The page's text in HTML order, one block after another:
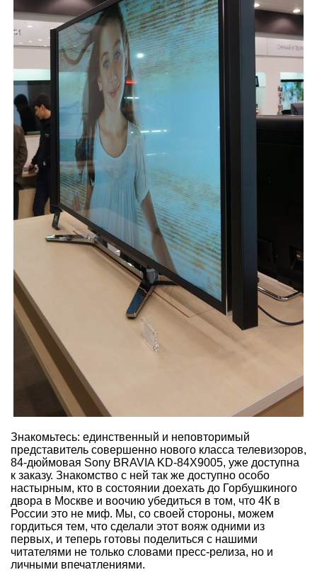
Знакомьтесь: единственный и неповторимый
представитель совершенно нового класса телевизоров,
84-дюймовая Sony BRAVIA KD-84X9005, уже доступна
к заказу. Знакомство с ней так же доступно особо
настырным, кто в состоянии доехать до Горбушкиного
двора в Москве и воочию убедиться в том, что 4К в
России это не миф. Мы, со своей стороны, можем
гордиться тем, что сделали этот вояж одними из
первых, и теперь готовы поделиться с нашими
читателями не только словами пресс-релиза, но и
личными впечатлениями.